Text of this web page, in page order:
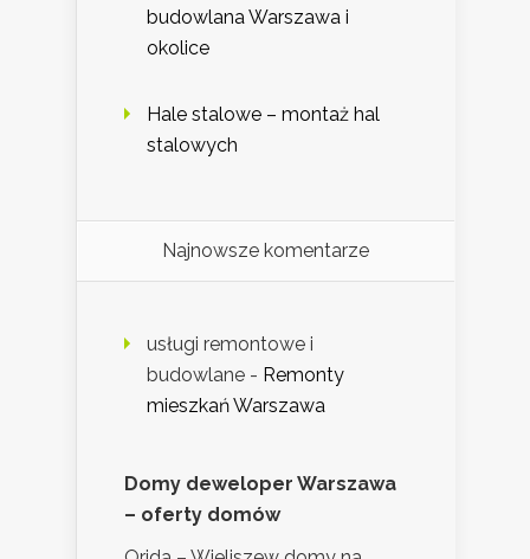
budowlana Warszawa i
okolice
Hale stalowe – montaż hal
stalowych
Najnowsze komentarze
usługi remontowe i
budowlane - Remonty
mieszkań Warszawa
Domy deweloper Warszawa
– oferty domów